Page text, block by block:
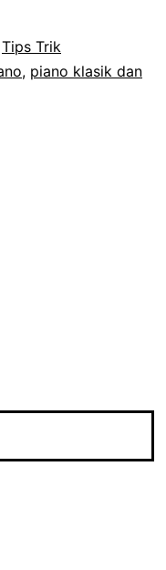
Akustik
dan
Tips Trik
, piano klasik dan